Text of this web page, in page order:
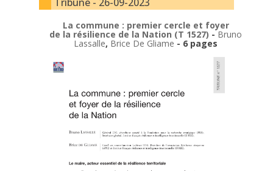
La commune : premier cercle et foyer
de la résilience de la Nation (T 1527) -Bruno
Lassalle, Brice De Gliame - 6 pages